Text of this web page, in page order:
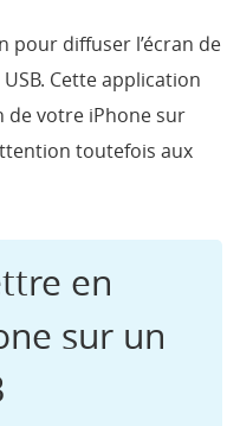
pour diffuser l’écran de
Cette application
de votre iPhone sur
toutefois aux
en
sur un